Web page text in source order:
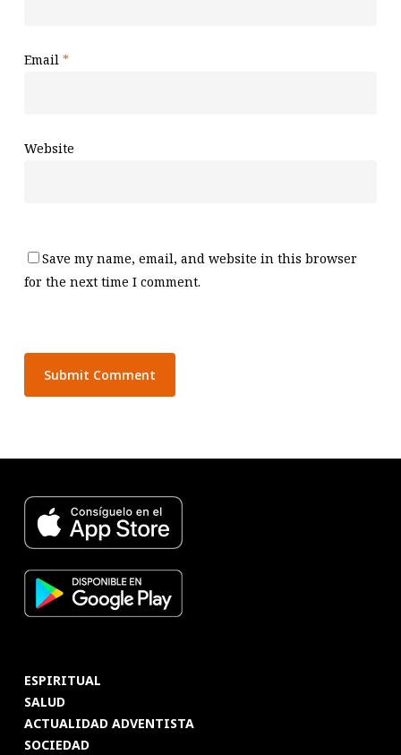
Email *
Website
Save my name, email, and website in this browser
for the next time I comment.
ESPIRITUAL
SALUD
ACTUALIDAD ADVENTISTA
SOCIEDAD